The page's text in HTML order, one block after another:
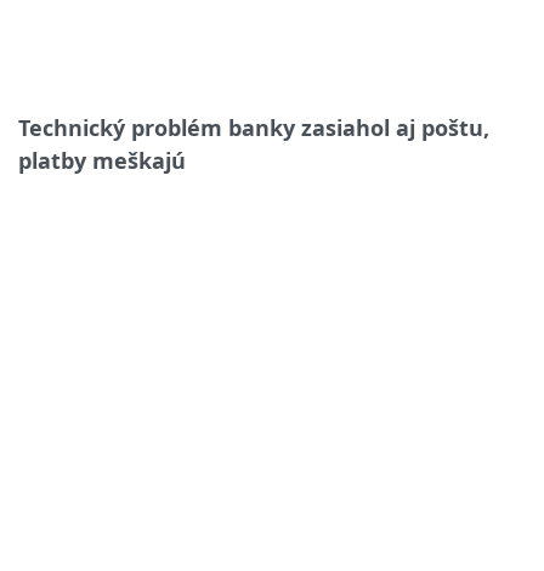
Technický problém banky zasiahol aj poštu,
platby meškajú